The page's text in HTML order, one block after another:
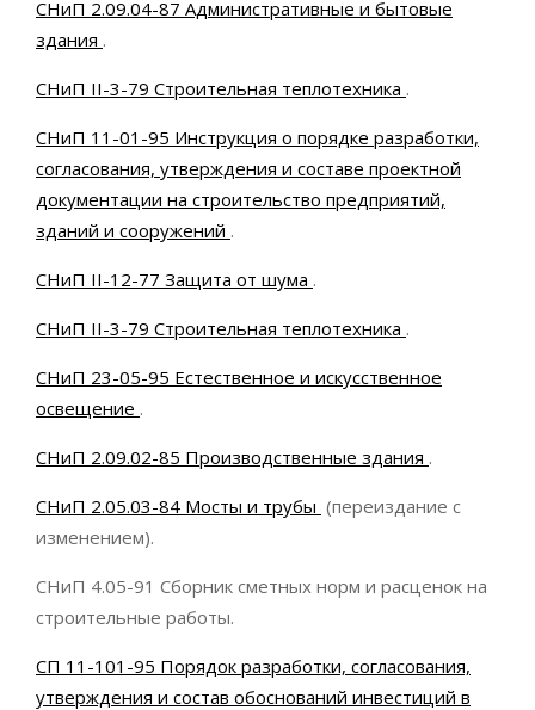
СНиП 2.09.04-87 Административные и бытовые
здания .
СНиП II-3-79 Строительная теплотехника .
СНиП 11-01-95 Инструкция о порядке разработки,
согласования, утверждения и составе проектной
документации на строительство предприятий,
зданий и сооружений .
СНиП II-12-77 Защита от шума .
СНиП II-3-79 Строительная теплотехника .
СНиП 23-05-95 Естественное и искусственное
освещение .
СНиП 2.09.02-85 Производственные здания .
СНиП 2.05.03-84 Мосты и трубы (переиздание с
изменением).
СНиП 4.05-91 Сборник сметных норм и расценок на
строительные работы.
СП 11-101-95 Порядок разработки, согласования,
утверждения и состав обоснований инвестиций в